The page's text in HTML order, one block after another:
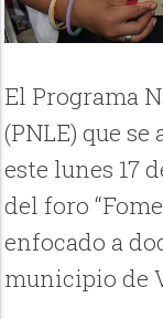
El Programa
(PNLE) que
este lunes 17
del foro
enfocado a
municipio de